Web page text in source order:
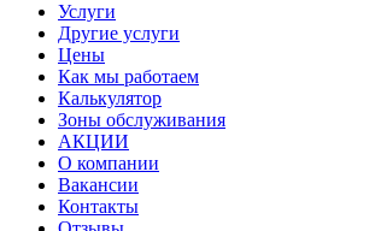
Услуги
Другие услуги
Цены
Как мы работаем
Калькулятор
Зоны обслуживания
АКЦИИ
О компании
Вакансии
Контакты